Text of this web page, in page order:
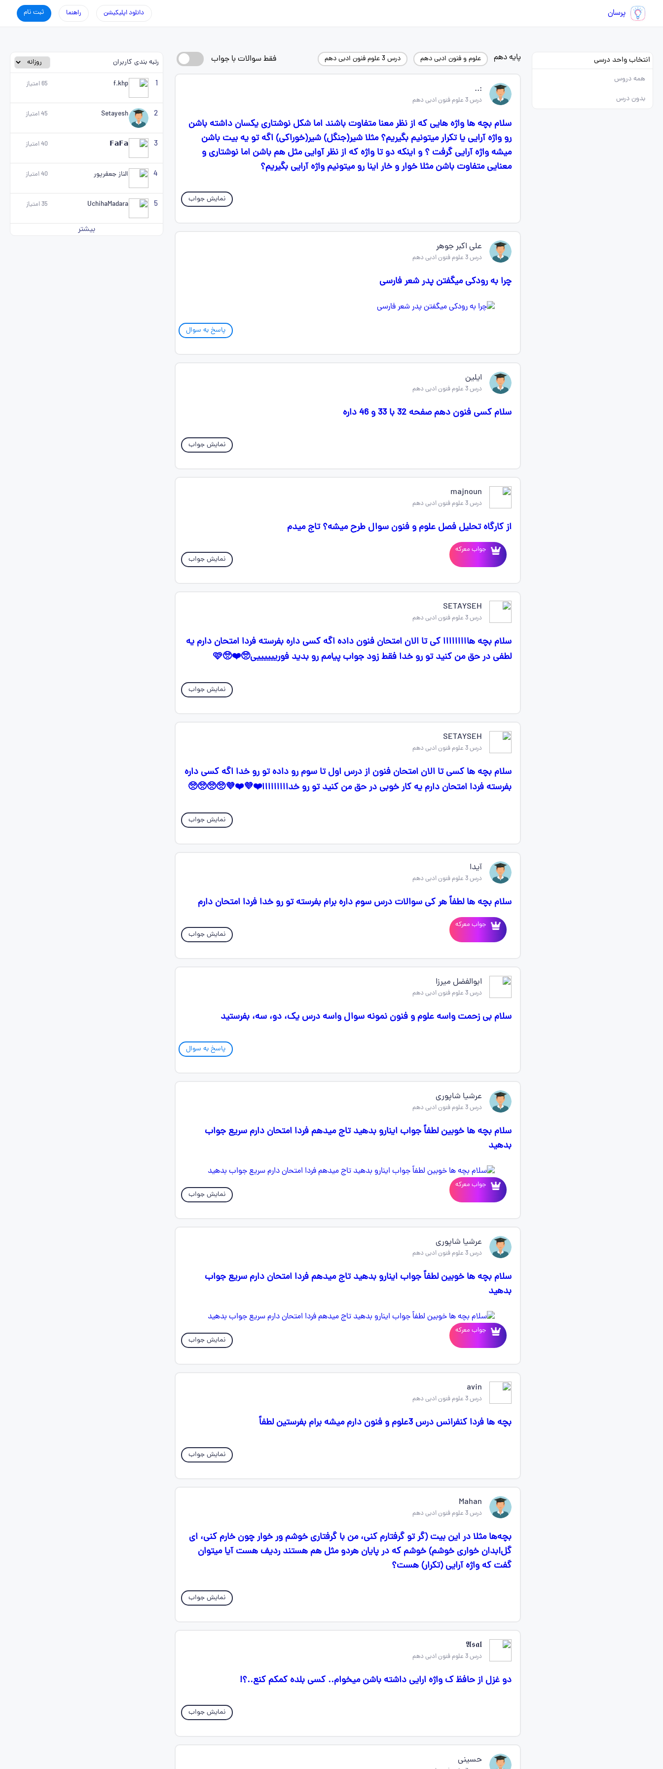
پرسان ثبت نام راهنما دانلود اپلیکیشن
انتخاب واحد درسی
همه دروس
بدون درس
پایه دهم علوم و فنون ادبی دهم درس 3 علوم فنون ادبی دهم فقط سوالات با جواب
‌:..
درس 3 علوم فنون ادبی دهم
سلام بچه ها واژه هایی که از نظر معنا متفاوت باشند اما شکل نوشتاری یکسان داشته باشن
رو واژه آرایی یا تکرار میتونیم بگیریم؟ مثلا شیر(جنگل) شیر(خوراکی) اگه تو یه بیت باشن
میشه واژه آرایی گرفت ؟ و اینکه دو تا واژه که از نظر آوایی مثل هم باشن اما نوشتاری و
معنایی متفاوت باشن مثلا خوار و خار اینا رو میتونیم واژه آرایی بگیریم؟
نمایش جواب
علی اکبر جوهر
درس 3 علوم فنون ادبی دهم
چرا به رودکی میگفتن پدر شعر فارسی
پاسخ به سوال
ایلین
درس 3 علوم فنون ادبی دهم
سلام کسی فنون دهم صفحه 32 با 33 و 46 داره
نمایش جواب
majnoun
درس 3 علوم فنون ادبی دهم
از کارگاه تحلیل فصل علوم و فنون سوال طرح میشه؟ تاج میدم
جواب معرکه
نمایش جواب
SETAYSEH
درس 3 علوم فنون ادبی دهم
سلام بچه هااااااااا کی تا الان امتحان فنون داده اگه کسی داره بفرسته فردا امتحان دارم یه
لطفی در حق من کنید تو رو خدا فقط زود جواب پیامم رو بدید فورییییییی🥺❤️🥺🩷
نمایش جواب
SETAYSEH
درس 3 علوم فنون ادبی دهم
سلام بچه ها کسی تا الان امتحان فنون از درس اول تا سوم رو داده تو رو خدا اگه کسی داره
بفرسته فردا امتحان دارم یه کار خوبی در حق من کنید تو رو خدااااااااا❤️💜❤️💜🥺🥺🥺🥺
نمایش جواب
آیدا
درس 3 علوم فنون ادبی دهم
سلام بچه ها لطفاً هر کی سوالات درس سوم داره برام بفرسته تو رو خدا فردا امتحان دارم
جواب معرکه
نمایش جواب
ابوالفضل میرزا
درس 3 علوم فنون ادبی دهم
سلام بی زحمت واسه علوم و فنون نمونه سوال واسه درس یک، دو، سه، بفرستید
پاسخ به سوال
عرشیا شاپوری
درس 3 علوم فنون ادبی دهم
سلام بچه ها خوبین لطفاً جواب اینارو بدهید تاج میدهم فردا امتحان دارم سریع جواب
بدهید
جواب معرکه
نمایش جواب
عرشیا شاپوری
درس 3 علوم فنون ادبی دهم
سلام بچه ها خوبین لطفاً جواب اینارو بدهید تاج میدهم فردا امتحان دارم سریع جواب
بدهید
جواب معرکه
نمایش جواب
avin
درس 3 علوم فنون ادبی دهم
بچه ها فردا کنفرانس درس 3علوم و فنون دارم میشه برام بفرستین لطفاً
نمایش جواب
Mahan
درس 3 علوم فنون ادبی دهم
بچه‌ها مثلا در این بیت (گر تو گرفتارم کنی، من با گرفتاری خوشم ور خوار چون خارم کنی، ای
گل!بدان خواری خوشم) خوشم که در پایان هردو مثل هم هستند ردیف هست آیا میتوان
گفت که واژه آرایی (تکرار) هست؟
نمایش جواب
𝕬𝖘𝖆𝖑
درس 3 علوم فنون ادبی دهم
دو غزل از حافظ ک واژه ارایی داشته باشن میخوام.. کسی بلده کمکم کنع..؟!
نمایش جواب
حسینی
رتبه بندی کاربران
1
f.khp
65امتیاز
2
Setayesh
45امتیاز
3
𝗙𝗮𝗙𝗮
40امتیاز
4 الناز جعفرپور 40امتیاز
5
UchihaMadara
35امتیاز
بیشتر